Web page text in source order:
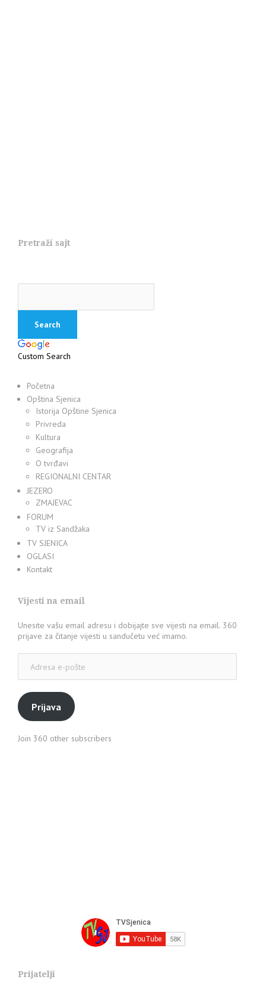
Pretraži sajt
Custom Search
Početna
Opština Sjenica
Istorija Opštine Sjenica
Privreda
Kultura
Geografija
O tvrđavi
REGIONALNI CENTAR
JEZERO
ZMAJEVAC
FORUM
TV iz Sandžaka
TV SJENICA
OGLASI
Kontakt
Vijesti na email
Unesite vašu email adresu i dobijajte sve vijesti na email. 360
prijave za čitanje vijesti u sandučetu već imamo.
pošte
Prijava
Join 360 other subscribers
Prijatelji